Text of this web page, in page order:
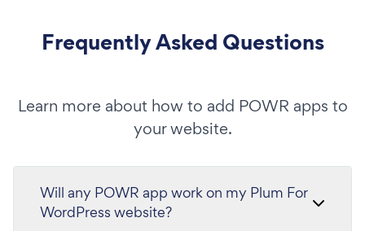
Frequently Asked Questions
Learn more about how to add POWR apps to
your website.
Will any POWR app work on my Plum For
WordPress website?